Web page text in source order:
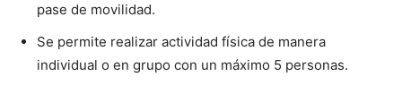
pase de movilidad.
Se permite realizar actividad física de manera
individual o en grupo con un máximo 5 personas.